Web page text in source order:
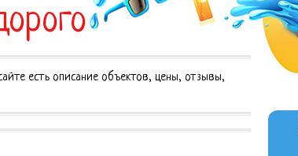
есть описание объектов, цены, отзывы,